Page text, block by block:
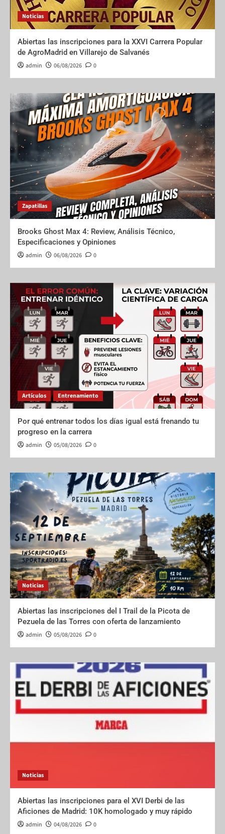
Noticias
Abiertas las inscripciones para la XXVI Carrera Popular
de AgroMadrid en Villarejo de Salvanés
admin 06/08/2026 0
Zapatillas
Brooks Ghost Max 4: Review, Análisis Técnico,
Especificaciones y Opiniones
admin 06/08/2026 0
Artículos Entrenamiento
Por qué entrenar todos los días igual está frenando tu
progreso en la carrera
admin 05/08/2026 0
Noticias
Abiertas las inscripciones del I Trail de la Picota de
Pezuela de las Torres con oferta de lanzamiento
admin 05/08/2026 0
Noticias
Abiertas las inscripciones para el XVI Derbi de las
Aficiones de Madrid: 10K homologado y muy rápido
admin 04/08/2026 0